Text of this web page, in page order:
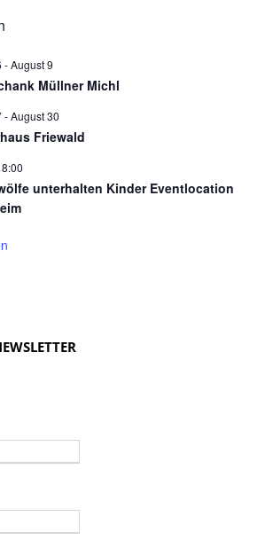
-August 9
Müllner Michl
-August 30
Friewald
unterhalten Kinder Eventlocation